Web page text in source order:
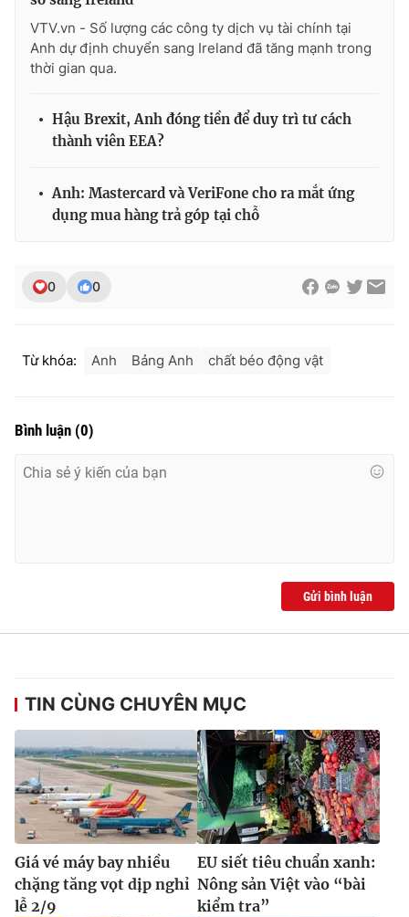
Cơ quan chủ quản:
Đài Truyền hình Việt Nam
Giấy phép hoạt động báo in và báo điện tử số 483/GP-BTTTT
cấp ngày 29/12/2023
Nguyễn Trọng Ninh
toasoan@vtv.vn
Liên hệ quảng cáo:024-7300.7108
® Cấm sao chép dưới mọi hình thức nếu không có sự chấp
thuận bằng văn bản. Ghi rõ nguồn VTV.vn khi phát hành lại
thông tin từ website này.
VTV.vn - Số lượng các công ty dịch vụ tài chính tại
Anh dự định chuyển sang Ireland đã tăng mạnh trong
thời gian qua.
Hậu Brexit, Anh đóng tiền để duy trì tư cách
thành viên EEA?
Anh: Mastercard và VeriFone cho ra mắt ứng
dụng mua hàng trả góp tại chỗ
0 0
Từ khóa: Anh Bảng Anh chất béo động vật
Bình luận (0)
Gửi bình luận
TIN CÙNG CHUYÊN MỤC
Giá vé máy bay nhiều
chặng tăng vọt dịp nghỉ
lễ 2/9
EU siết tiêu chuẩn xanh:
Nông sản Việt vào “bài
kiểm tra”